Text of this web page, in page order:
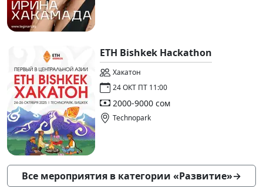
ETH Bishkek Hackathon
Хакатон
24 ОКТ ПТ 11:00
2000-9000 сом
Technopark
Все мероприятия в категории «Развитие»→